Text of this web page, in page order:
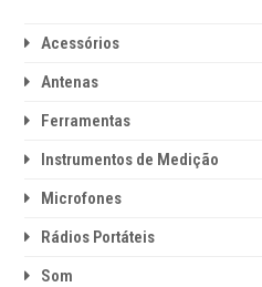
Acessórios
Antenas
Ferramentas
Instrumentos de Medição
Microfones
Rádios Portáteis
Som